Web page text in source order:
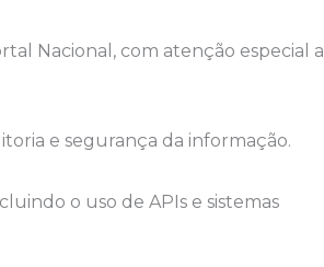
Nacional, com atenção especial a
e segurança da informação.
o uso de APIs e sistemas